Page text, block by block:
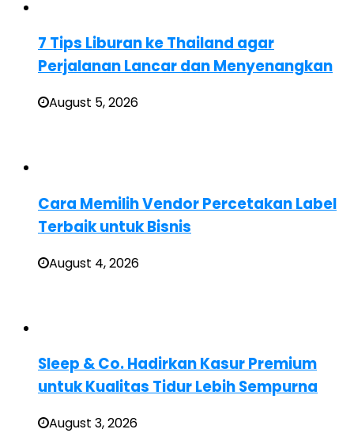
7 Tips Liburan ke Thailand agar
Perjalanan Lancar dan Menyenangkan
August 5, 2026
Cara Memilih Vendor Percetakan Label
Terbaik untuk Bisnis
August 4, 2026
Sleep & Co. Hadirkan Kasur Premium
untuk Kualitas Tidur Lebih Sempurna
August 3, 2026